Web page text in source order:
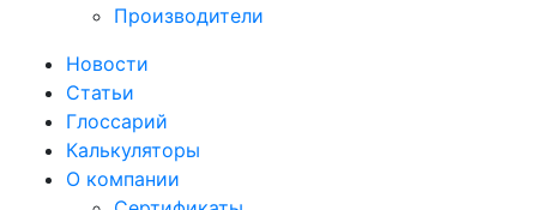
Производители
Новости
Статьи
Глоссарий
Калькуляторы
О компании